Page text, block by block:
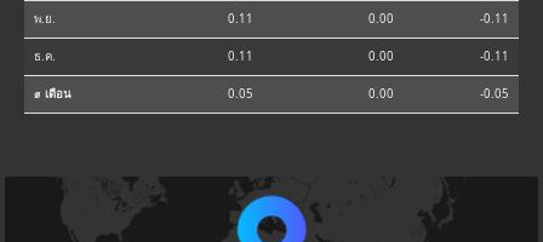
พ.ย. 0.11 0.00 -0.11
ธ.ค. 0.11 0.00 -0.11
⌀ เดือน 0.05 0.00 -0.05